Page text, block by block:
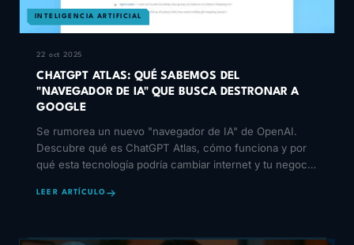
INTELIGENCIA ARTIFICIAL
22 oct 2025
CHATGPT ATLAS: QUÉ SABEMOS DEL
"NAVEGADOR DE IA" QUE BUSCA DESTRONAR A
GOOGLE
Se rumorea un nuevo "navegador de IA" de OpenAI.
Descubre qué es ChatGPT Atlas, cómo funciona y por
qué esta tecnología podría cambiar internet y tu negocio
LEER ARTÍCULO